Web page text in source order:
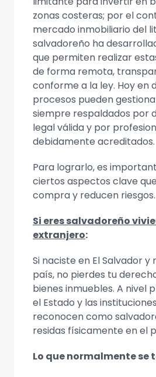
zonas costeras; por el
mercado inmobiliario del
salvadoreño ha
que permiten realizar
de forma remota,
conforme a la ley. Hoy en
procesos pueden
siempre respaldados por
legal válida y por
debidamente acreditados.
Para lograrlo, es
ciertos aspectos clave
compra y reducen riesgos.
Si eres salvadoreño
extranjero:
Si naciste en El Salvador y
país, no pierdes tu
bienes inmuebles. A nivel
el Estado y las
reconocen como
residas físicamente en el
Lo que normalmente se